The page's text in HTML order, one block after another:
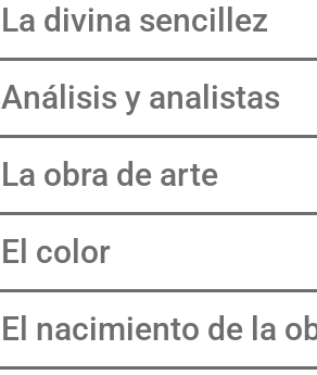
La divina sencillez
Análisis y analistas
La obra de arte
El color
El nacimiento de la